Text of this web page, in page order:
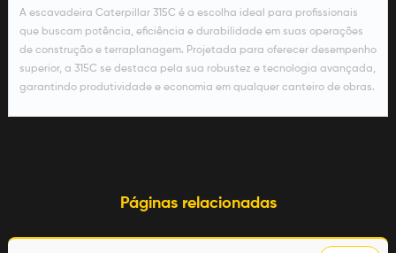
A escavadeira Caterpillar 315C é a escolha ideal para profissionais
que buscam potência, eficiência e durabilidade em suas operações
de construção e terraplanagem. Projetada para oferecer desempenho
superior, a 315C se destaca pela sua robustez e tecnologia avançada,
garantindo produtividade e economia em qualquer canteiro de obras.
Páginas relacionadas